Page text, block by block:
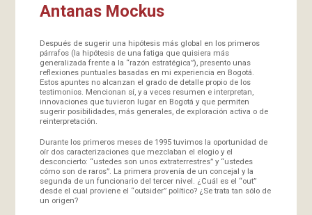
Antanas Mockus
Después de sugerir una hipótesis más global en los primeros
párrafos (la hipótesis de una fatiga que quisiera más
generalizada frente a la “razón estratégica”), presento unas
reflexiones puntuales basadas en mi experiencia en Bogotá.
Estos apuntes no alcanzan el grado de detalle propio de los
testimonios. Mencionan sí, y a veces resumen e interpretan,
innovaciones que tuvieron lugar en Bogotá y que permiten
sugerir posibilidades, más generales, de exploración activa o de
reinterpretación.
Durante los primeros meses de 1995 tuvimos la oportunidad de
oír dos caracterizaciones que mezclaban el elogio y el
desconcierto: “ustedes son unos extraterrestres” y “ustedes
cómo son de raros”. La primera provenía de un concejal y la
segunda de un funcionario del tercer nivel. ¿Cuál es el “out”
desde el cual proviene el “outsider” político? ¿Se trata tan sólo de
un origen?